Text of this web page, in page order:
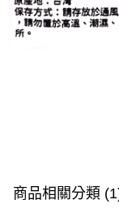
商品相關分類